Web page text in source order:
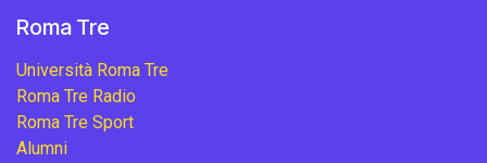
Roma Tre
Università Roma Tre
Roma Tre Radio
Roma Tre Sport
Alumni